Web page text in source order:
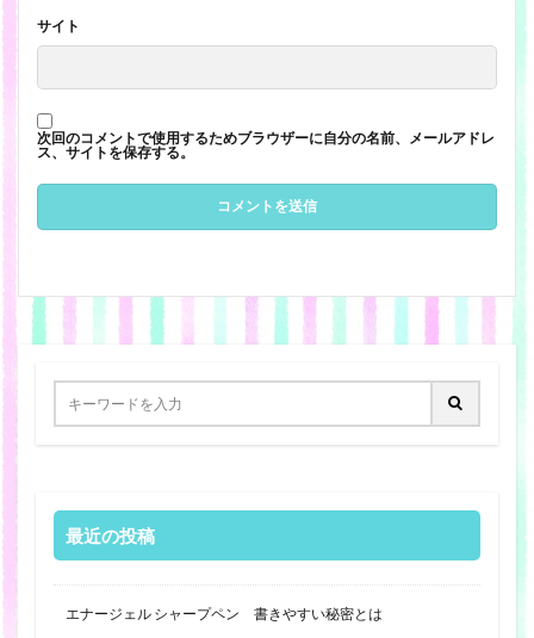
サイト
次回のコメントで使用するためブラウザーに自分の名前、メールアドレ
ス、サイトを保存する。
最近の投稿
エナージェル シャープペン 書きやすい秘密とは